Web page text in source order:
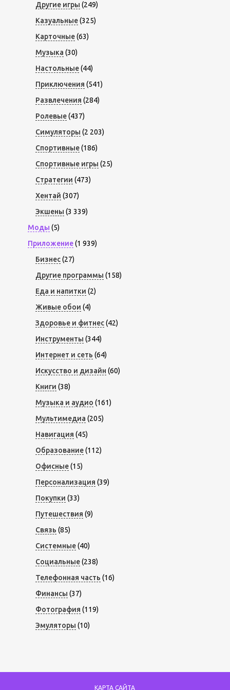
Другие игры (249)
Казуальные(325)
Карточные(63)
Музыка (30)
Настольные(44)
Приключения (541)
Развлечения (284)
Ролевые(437)
Симуляторы (2 203)
Спортивные(186)
Спортивные игры (25)
Стратегии (473)
Хентай (307)
Экшены (3 339)
Моды (5)
Приложение(1 939)
Бизнес(27)
Другие программы (158)
Еда и напитки (2)
Живые обои (4)
Здоровье и фитнес(42)
Инструменты (344)
Интернет и сеть (64)
Искусство и дизайн (60)
Книги (38)
Музыка и аудио (161)
Мультимедиа (205)
Навигация (45)
Образование(112)
Офисные(15)
Персонализация (39)
Покупки (33)
Путешествия (9)
Связь (85)
Системные(40)
Социальные(238)
Телефонная часть (16)
Финансы (37)
Фотография (119)
Эмуляторы (10)
КАРТА САЙТА